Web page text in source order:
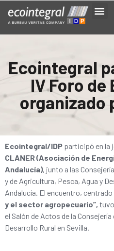
Ecointegral
IV Foro de
organizado
Ecointegral/IDP participó en la
CLANER (Asociación de
Andalucía), junto a las
y de Agricultura, Pesca, Agua y
Andalucía. El encuentro, centrado
y el sector agropecuario”,
el Salón de Actos de la
Desarrollo Rural en Sevilla.